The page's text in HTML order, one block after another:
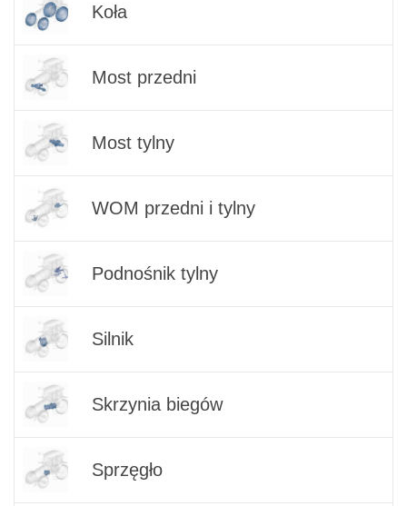
Koła
Most przedni
Most tylny
WOM przedni i tylny
Podnośnik tylny
Silnik
Skrzynia biegów
Sprzęgło